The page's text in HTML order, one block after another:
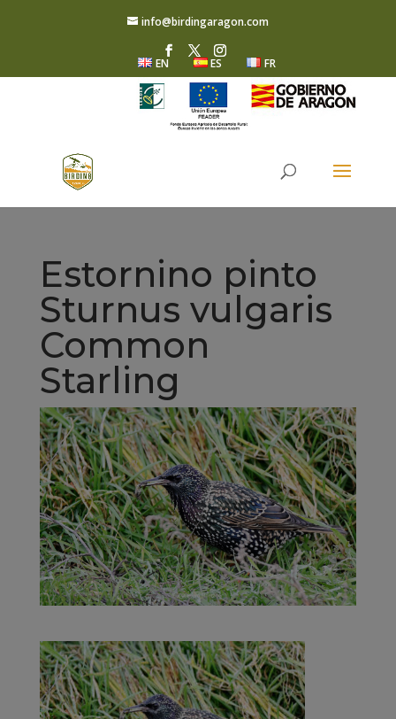
info@birdingaragon.com
EN ES FR
Estornino pinto
Sturnus vulgaris
Common
Starling